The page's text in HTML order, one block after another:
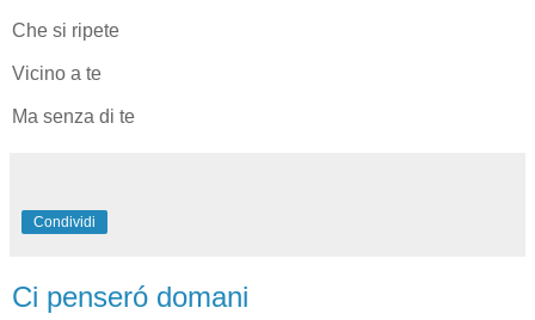
Che si ripete
Vicino a te
Ma senza di te
Condividi
Ci penseró domani